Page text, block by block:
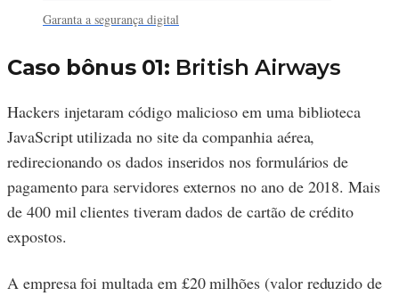
Garanta a segurança digital
Caso bônus 01: British Airways
Hackers injetaram código malicioso em uma biblioteca
JavaScript utilizada no site da companhia aérea,
redirecionando os dados inseridos nos formulários de
pagamento para servidores externos no ano de 2018. Mais
de 400 mil clientes tiveram dados de cartão de crédito
expostos.
A empresa foi multada em £20 milhões (valor reduzido de